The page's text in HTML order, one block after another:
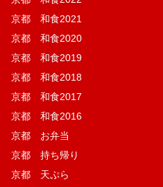
京都 和食2021
京都 和食2020
京都 和食2019
京都 和食2018
京都 和食2017
京都 和食2016
京都 お弁当
京都 持ち帰り
京都 天ぷら